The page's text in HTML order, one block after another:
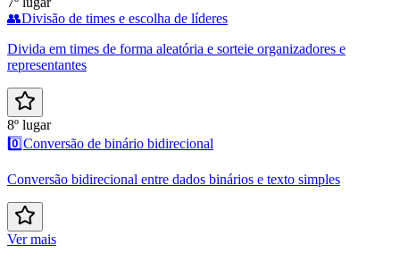
👥Divisão de times e escolha de líderes
Divida em times de forma aleatória e sorteie organizadores e
representantes
8º lugar
0️⃣Conversão de binário bidirecional
Conversão bidirecional entre dados binários e texto simples
Ver mais